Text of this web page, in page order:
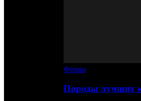
Ферма
Породы лучших